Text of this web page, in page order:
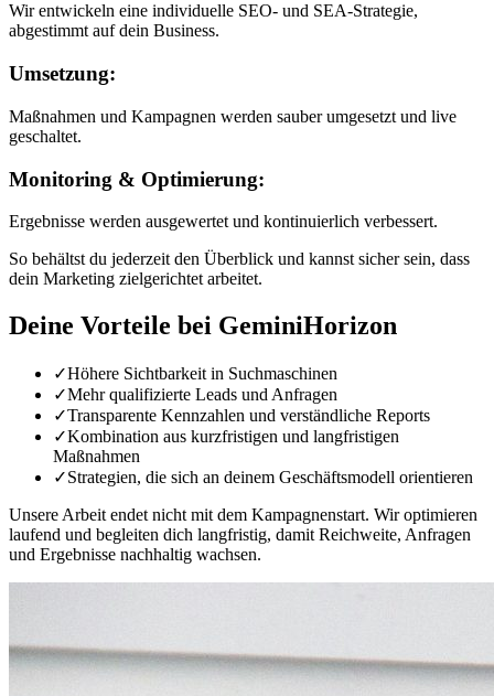
Wir entwickeln eine individuelle SEO- und SEA-Strategie,
abgestimmt auf dein Business.
Umsetzung:
Maßnahmen und Kampagnen werden sauber umgesetzt und live
geschaltet.
Monitoring & Optimierung:
Ergebnisse werden ausgewertet und kontinuierlich verbessert.
So behältst du jederzeit den Überblick und kannst sicher sein, dass
dein Marketing zielgerichtet arbeitet.
Deine Vorteile bei GeminiHorizon
✓Höhere Sichtbarkeit in Suchmaschinen
✓Mehr qualifizierte Leads und Anfragen
✓Transparente Kennzahlen und verständliche Reports
✓Kombination aus kurzfristigen und langfristigen
Maßnahmen
✓Strategien, die sich an deinem Geschäftsmodell orientieren
Unsere Arbeit endet nicht mit dem Kampagnenstart. Wir optimieren
laufend und begleiten dich langfristig, damit Reichweite, Anfragen
und Ergebnisse nachhaltig wachsen.